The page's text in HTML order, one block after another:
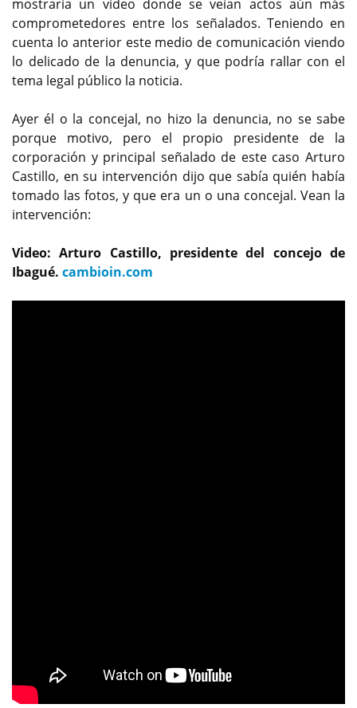
mostraría un video donde se veían actos aún más
comprometedores entre los señalados. Teniendo en
cuenta lo anterior este medio de comunicación viendo
lo delicado de la denuncia, y que podría rallar con el
tema legal público la noticia.
Ayer él o la concejal, no hizo la denuncia, no se sabe
porque motivo, pero el propio presidente de la
corporación y principal señalado de este caso Arturo
Castillo, en su intervención dijo que sabía quién había
tomado las fotos, y que era un o una concejal. Vean la
intervención:
Video: Arturo Castillo, presidente del concejo de
Ibagué. cambioin.com